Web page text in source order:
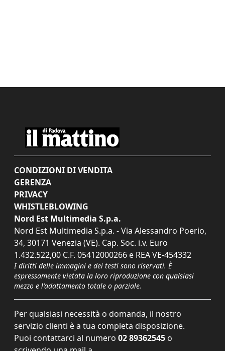
CONDIZIONI DI VENDITA
GERENZA
PRIVACY
WHISTLEBLOWING
Nord Est Multimedia S.p.a.
Nord Est Multimedia S.p.a. - Via Alessandro Poerio,
34, 30171 Venezia (VE). Cap. Soc. i.v. Euro
1.432.522,00 C.F. 05412000266 e REA VE-454332
I diritti delle immagini e dei testi sono riservati. È
espressamente vietata la loro riproduzione con qualsiasi
mezzo e l'adattamento totale o parziale.
Per qualsiasi necessità o domanda, il nostro
servizio clienti è a tua completa disposizione.
Puoi contattarci al numero 02 89362545 o